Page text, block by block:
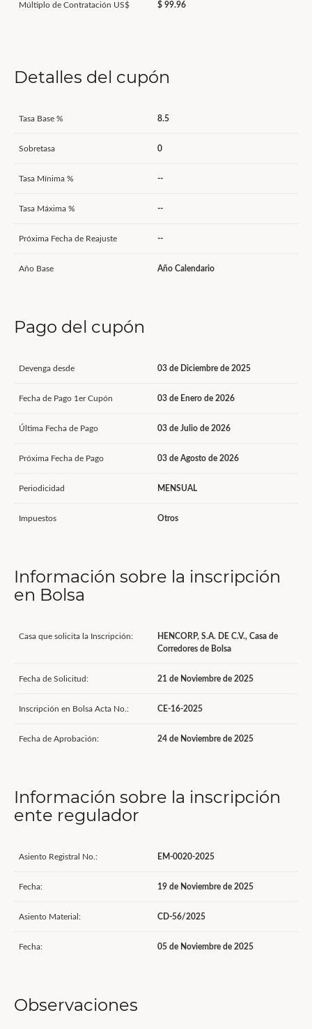
Múltiplo de Contratación US$ $ 99.96
Detalles del cupón
Tasa Base % 8.5
Sobretasa 0
Tasa Mínima % --
Tasa Máxima % --
Próxima Fecha de Reajuste --
Año Base Año Calendario
Pago del cupón
Devenga desde 03 de Diciembre de 2025
Fecha de Pago 1er Cupón 03 de Enero de 2026
Última Fecha de Pago 03 de Julio de 2026
Próxima Fecha de Pago 03 de Agosto de 2026
Periodicidad MENSUAL
Impuestos Otros
Información sobre la inscripción
en Bolsa
Casa que solicita la Inscripción:
HENCORP, S.A. DE C.V., Casa de
Corredores de Bolsa
Fecha de Solicitud: 21 de Noviembre de 2025
Inscripción en Bolsa Acta No.: CE-16-2025
Fecha de Aprobación: 24 de Noviembre de 2025
Información sobre la inscripción
ente regulador
Asiento Registral No.: EM-0020-2025
Fecha: 19 de Noviembre de 2025
Asiento Material: CD-56/2025
Fecha: 05 de Noviembre de 2025
Observaciones